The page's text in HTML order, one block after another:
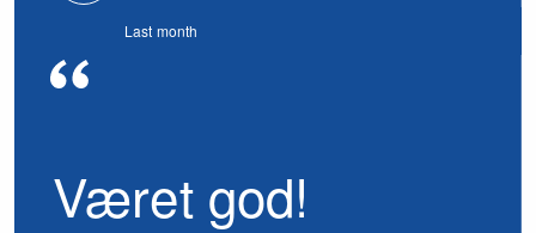
Last month
Været god!